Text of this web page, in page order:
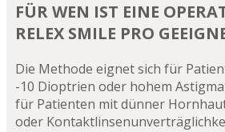
FÜR WEN IST EINE
RELEX SMILE PRO
Die Methode eignet sich für
-10 Dioptrien oder hohem
für Patienten mit dünner
oder